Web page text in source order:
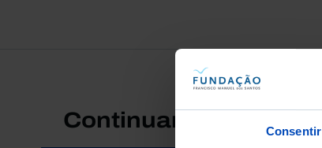
Consentir
Continuar a pesquisar